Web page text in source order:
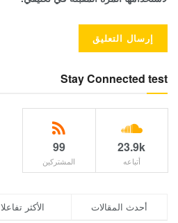
Stay Connected test
23.9k
أتباعه
99
المشتركين
الأكثر تفاعلا أحدث المقالات